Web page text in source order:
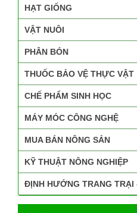
HẠT GIỐNG
VẬT NUÔI
PHÂN BÓN
THUỐC BẢO VỆ THỰC VẬT
CHẾ PHẨM SINH HỌC
MÁY MÓC CÔNG NGHỆ
MUA BÁN NÔNG SẢN
KỸ THUẬT NÔNG NGHIỆP
ĐỊNH HƯỚNG TRANG